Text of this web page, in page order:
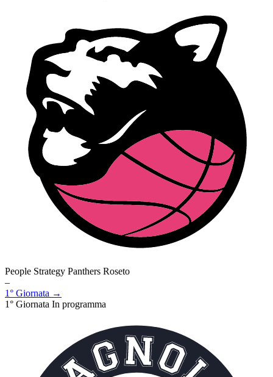
People Strategy Panthers Roseto
–
1° Giornata →
1° Giornata In programma